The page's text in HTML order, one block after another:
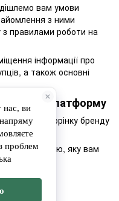
вам умови
з ними
з правилами роботи на
інформації про
а також основні
на платформу
сторінку бренду
таблицю, яку вам